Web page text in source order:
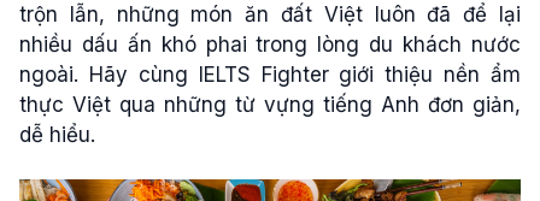
trộn lẫn, những món ăn đất Việt luôn đã để lại
nhiều dấu ấn khó phai trong lòng du khách nước
ngoài. Hãy cùng IELTS Fighter giới thiệu nền ẩm
thực Việt qua những từ vựng tiếng Anh đơn giản,
dễ hiểu.